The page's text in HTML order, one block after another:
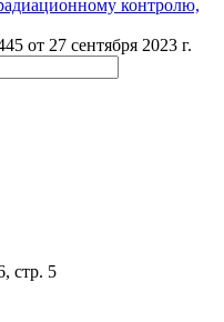
от 27 сентября 2023 г.
стр. 5